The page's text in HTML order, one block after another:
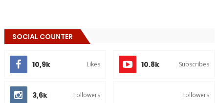
SOCIAL COUNTER
10,9k Likes 10.8k Subscribes
3,6k Followers Followers